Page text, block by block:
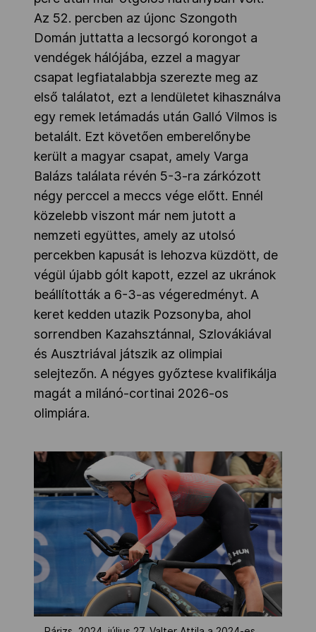
Az 52. percben az újonc Szongoth
Domán juttatta a lecsorgó korongot a
vendégek hálójába, ezzel a magyar
csapat legfiatalabbja szerezte meg az
első találatot, ezt a lendületet kihasználva
egy remek letámadás után Galló Vilmos is
betalált. Ezt követően emberelőnybe
került a magyar csapat, amely Varga
Balázs találata révén 5-3-ra zárkózott
négy perccel a meccs vége előtt. Ennél
közelebb viszont már nem jutott a
nemzeti együttes, amely az utolsó
percekben kapusát is lehozva küzdött, de
végül újabb gólt kapott, ezzel az ukránok
beállították a 6-3-as végeredményt. A
keret kedden utazik Pozsonyba, ahol
sorrendben Kazahsztánnal, Szlovákiával
és Ausztriával játszik az olimpiai
selejtezőn. A négyes győztese kvalifikálja
magát a milánó-cortinai 2026-os
olimpiára.